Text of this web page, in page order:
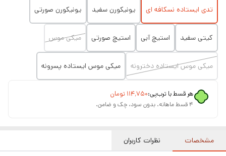
تدی ایستاده نسکافه ای یونیکورن سفید یونیکورن صورتی
کیتی سفید استیچ آبی استیچ صورتی میکی موس
میکی موس ایستاده دخترونه میکی موس ایستاده پسرونه
هر قسط با ترب‌پی:۱۱۴٬۷۵۰ تومان
۴ قسط ماهانه. بدون سود، چک و ضامن.
مشخصات نظرات کاربران